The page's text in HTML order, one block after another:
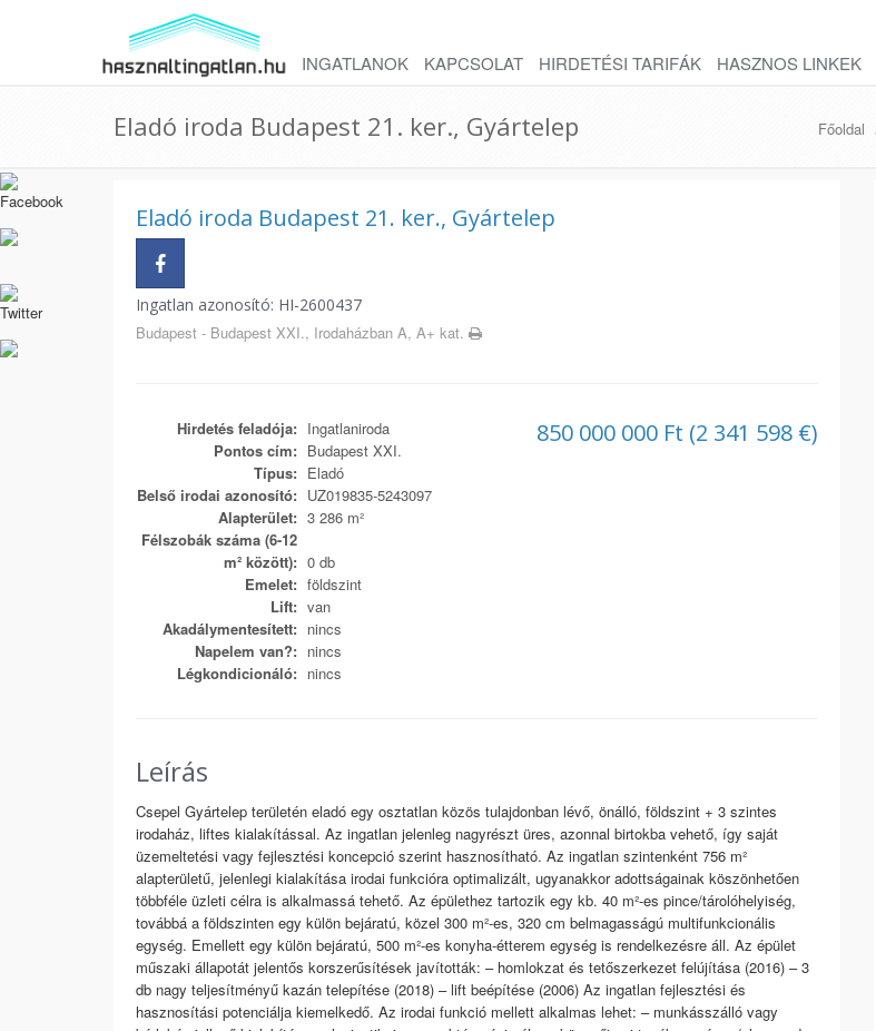
INGATLANOK KAPCSOLAT HIRDETÉSI TARIFÁK HASZNOS LINKEK
Eladó iroda Budapest 21. ker., Gyártelep Főoldal
Eladó iroda Budapest 21. ker., Gyártelep
Ingatlan azonosító: HI-2600437
Budapest - Budapest XXI., Irodaházban A, A+ kat.
850 000 000 Ft (2 341 598 €)
Hirdetés feladója: Ingatlaniroda
Pontos cím: Budapest XXI.
Típus: Eladó
Belső irodai azonosító: UZ019835-5243097
Alapterület: 3 286 m²
Félszobák száma (6-12
m² között): 0 db
Emelet: földszint
Lift: van
Akadálymentesített: nincs
Napelem van?: nincs
Légkondicionáló: nincs
Leírás
Csepel Gyártelep területén eladó egy osztatlan közös tulajdonban lévő, önálló, földszint + 3 szintes
irodaház, liftes kialakítással. Az ingatlan jelenleg nagyrészt üres, azonnal birtokba vehető, így saját
üzemeltetési vagy fejlesztési koncepció szerint hasznosítható. Az ingatlan szintenként 756 m²
alapterületű, jelenlegi kialakítása irodai funkcióra optimalizált, ugyanakkor adottságainak köszönhetően
többféle üzleti célra is alkalmassá tehető. Az épülethez tartozik egy kb. 40 m²-es pince/tárolóhelyiség,
továbbá a földszinten egy külön bejáratú, közel 300 m²-es, 320 cm belmagasságú multifunkcionális
egység. Emellett egy külön bejáratú, 500 m²-es konyha-étterem egység is rendelkezésre áll. Az épület
műszaki állapotát jelentős korszerűsítések javították: – homlokzat és tetőszerkezet felújítása (2016) – 3
db nagy teljesítményű kazán telepítése (2018) – lift beépítése (2006) Az ingatlan fejlesztési és
hasznosítási potenciálja kiemelkedő. Az irodai funkció mellett alkalmas lehet: – munkásszálló vagy